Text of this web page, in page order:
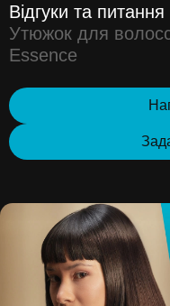
Відгуки та питання
Утюжок для
Essence